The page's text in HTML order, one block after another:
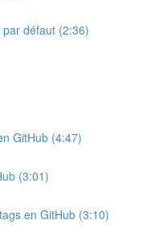
défaut (2:36)
GitHub (4:47)
(3:01)
en GitHub (3:10)